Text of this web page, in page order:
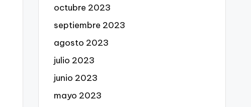
octubre 2023
septiembre 2023
agosto 2023
julio 2023
junio 2023
mayo 2023